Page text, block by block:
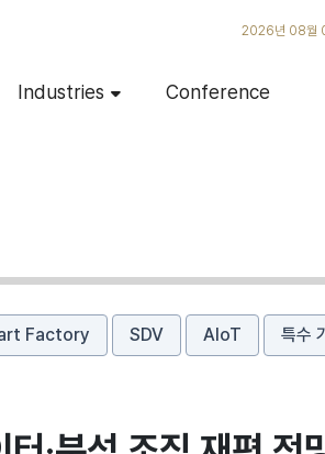
2026년 08월
Industries Conference
Factory SDV AIoT 특수